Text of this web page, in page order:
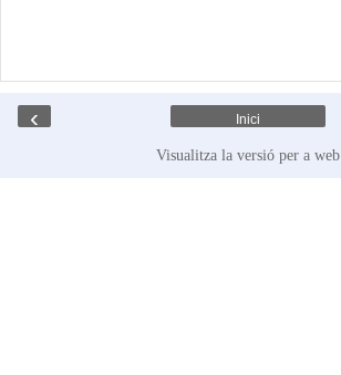
‹ Inici
Visualitza la versió per a web